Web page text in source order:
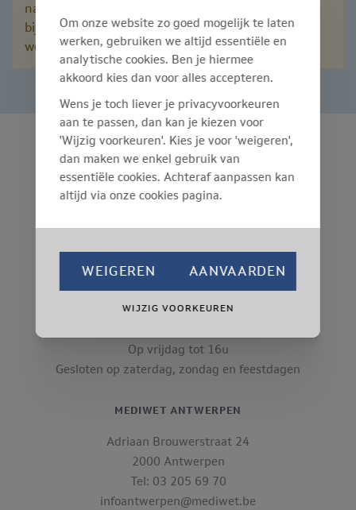
naar
bijkomende sessies. Hou daarnaast zeker onze
website in de gaten.
MEDIWET GENT
Opvoedingstraat 143
Tel: 09 221 06 07
info@mediwet.be
Voormiddag: 08u tot 12u
Op vrijdag tot 16u
Gesloten op zaterdag, zondag en feestdagen
MEDIWET ANTWERPEN
Adriaan Brouwerstraat 24
2000 Antwerpen
Tel: 03 205 69 70
infoantwerpen@mediwet.be
Om onze website zo goed mogelijk te laten
werken, gebruiken we altijd essentiële en
analytische cookies. Ben je hiermee
akkoord kies dan voor alles accepteren.
Wens je toch liever je privacyvoorkeuren
aan te passen, dan kan je kiezen voor
'Wijzig voorkeuren'. Kies je voor 'weigeren',
dan maken we enkel gebruik van
essentiële cookies. Achteraf aanpassen kan
altijd via onze cookies pagina.
WEIGEREN AANVAARDEN
WIJZIG VOORKEUREN